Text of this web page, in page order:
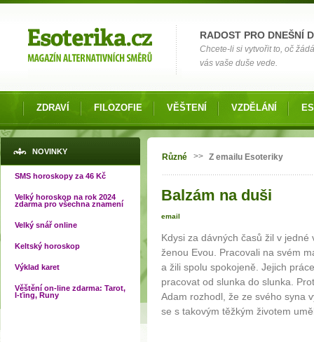
RADOST PRO DNEŠNÍ
Chcete-li si vytvořit to, oč
vás vaše duše vede.
ZDRAVÍ FILOZOFIE VĚŠTENÍ VZDĚLÁNÍ
NOVINKY
SMS horoskopy za 46 Kč
Velký horoskop na rok 2024
zdarma pro všechna znamení
Velký snář online
Keltský horoskop
Výklad karet
Věštění on-line zdarma: Tarot,
I-ťing, Runy
Jste zde
Různé >> Z emailu Esoteriky
Balzám na duši
email
Kdysi za dávných časů žil v
ženou Evou. Pracovali na svém
a žili spolu spokojeně. Jejich
pracovat od slunka do slunka.
Adam rozhodl, že ze svého syna
se s takovým těžkým životem